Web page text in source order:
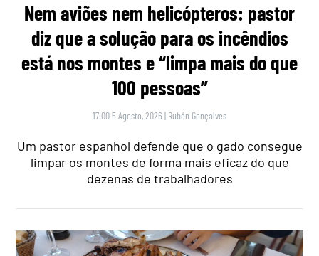
Nem aviões nem helicópteros: pastor
diz que a solução para os incêndios
está nos montes e “limpa mais do que
100 pessoas”
17:00 5 Agosto, 2026 | Rubén Gonçalves
Um pastor espanhol defende que o gado consegue
limpar os montes de forma mais eficaz do que
dezenas de trabalhadores